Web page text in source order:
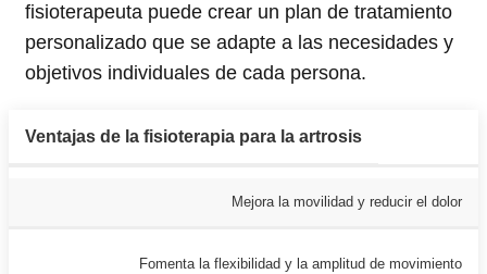
fisioterapeuta puede crear un plan de tratamiento
personalizado que se adapte a las necesidades y
objetivos individuales de cada persona.
Ventajas de la fisioterapia para la artrosis
Mejora la movilidad y reducir el dolor
Fomenta la flexibilidad y la amplitud de movimiento